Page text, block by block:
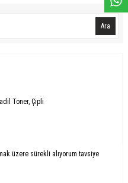
Ara
Toner, Çipli
üzere sürekli alıyorum tavsiye